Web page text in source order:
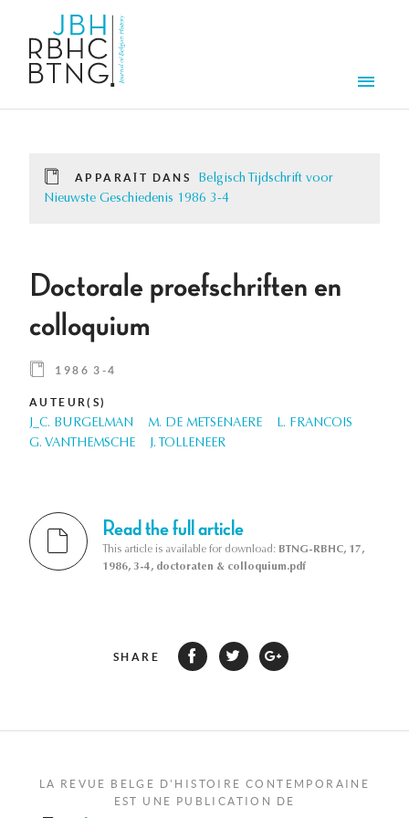
APPARAÎT DANS
Belgisch Tijdschrift voor
Nieuwste Geschiedenis 1986 3-4
Doctorale proefschriften en
colloquium
1986 3-4
AUTEUR(S)
J_C. BURGELMAN M. DE METSENAERE
L. FRANCOIS
G. VANTHEMSCHE
J. TOLLENEER
Read the full article
This article is available for download: BTNG-RBHC, 17,
1986, 3-4, doctoraten & colloquium.pdf
SHARE
LA REVUE BELGE D'HISTOIRE CONTEMPORAINE
EST UNE PUBLICATION DE